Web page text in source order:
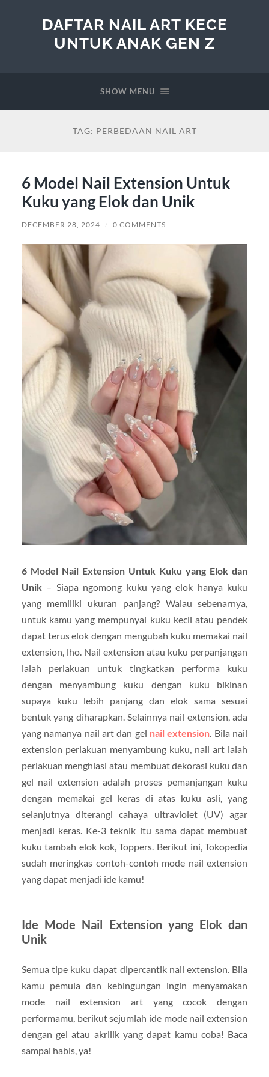
DAFTAR NAIL ART KECE
UNTUK ANAK GEN Z
SHOW MENU
TAG: PERBEDAAN NAIL ART
6 Model Nail Extension Untuk
Kuku yang Elok dan Unik
DECEMBER 28, 2024 / 0 COMMENTS
6 Model Nail Extension Untuk Kuku yang Elok dan
Unik– Siapa ngomong kuku yang elok hanya kuku
yang memiliki ukuran panjang? Walau sebenarnya,
untuk kamu yang mempunyai kuku kecil atau pendek
dapat terus elok dengan mengubah kuku memakai nail
extension, lho. Nail extension atau kuku perpanjangan
ialah perlakuan untuk tingkatkan performa kuku
dengan menyambung kuku dengan kuku bikinan
supaya kuku lebih panjang dan elok sama sesuai
bentuk yang diharapkan. Selainnya nail extension, ada
yang namanya nail art dan gel nail extension. Bila nail
extension perlakuan menyambung kuku, nail art ialah
perlakuan menghiasi atau membuat dekorasi kuku dan
gel nail extension adalah proses pemanjangan kuku
dengan memakai gel keras di atas kuku asli, yang
selanjutnya diterangi cahaya ultraviolet (UV) agar
menjadi keras. Ke-3 teknik itu sama dapat membuat
kuku tambah elok kok, Toppers. Berikut ini, Tokopedia
sudah meringkas contoh-contoh mode nail extension
yang dapat menjadi ide kamu!
Ide Mode Nail Extension yang Elok dan
Unik
Semua tipe kuku dapat dipercantik nail extension. Bila
kamu pemula dan kebingungan ingin menyamakan
mode nail extension art yang cocok dengan
performamu, berikut sejumlah ide mode nail extension
dengan gel atau akrilik yang dapat kamu coba! Baca
sampai habis, ya!